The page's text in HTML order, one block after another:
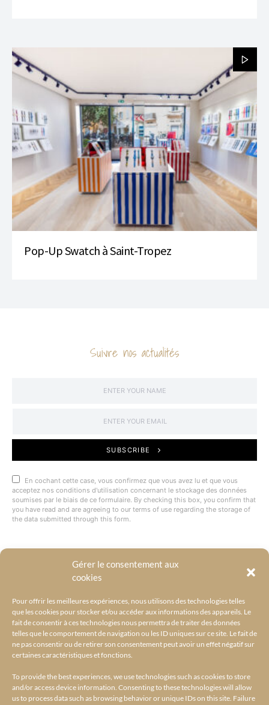
Gérer le consentement aux
cookies
Pour offrir les meilleures expériences, nous utilisons des technologies telles
que les cookies pour stocker et/ou accéder aux informations des appareils. Le
fait de consentir à ces technologies nous permettra de traiter des données
telles que le comportement de navigation ou les ID uniques sur ce site. Le fait de
ne pas consentir ou de retirer son consentement peut avoir un effet négatif sur
certaines caractéristiques et fonctions.
To provide the best experiences, we use technologies such as cookies to store
and/or access device information. Consenting to these technologies will allow
us to process data such as browsing behavior or unique IDs on this site. Failure
Pop-Up Swatch à Saint-Tropez
Suivre nos actualités
SUBSCRIBE
En cochant cette case, vous confirmez que vous avez lu et que vous
acceptez nos conditions d'utilisation concernant le stockage des données
soumises par le biais de ce formulaire. By checking this box, you confirm that
you have read and are agreeing to our terms of use regarding the storage of
the data submitted through this form.
@BYRACKEL